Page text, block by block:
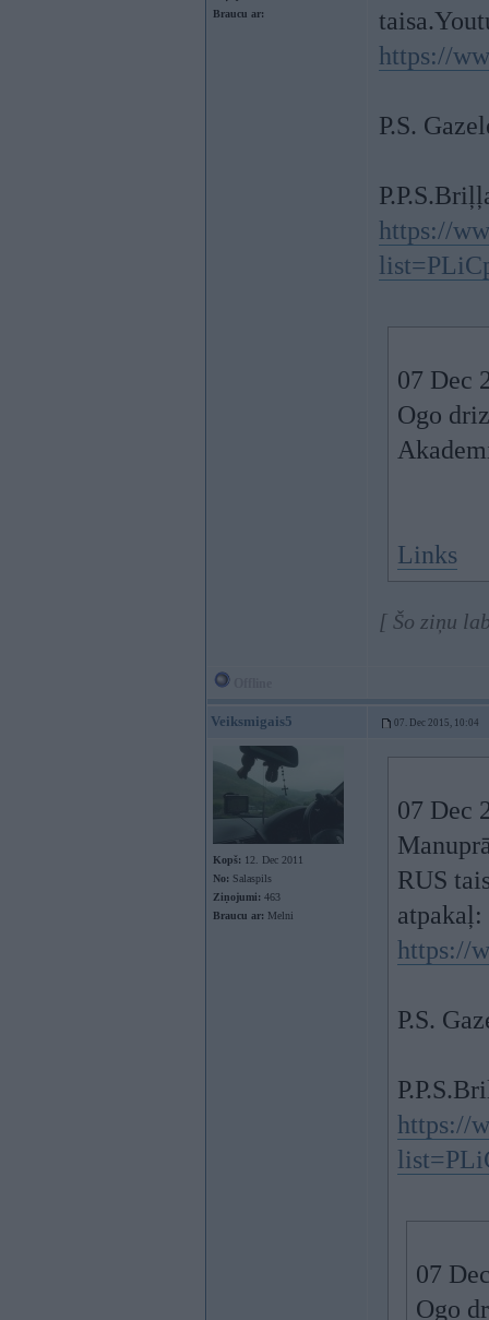
Braucu ar:
https://
P.S.
https://
07 Dec
Ogo
Links
[ Šo ziņu
Veiksmigais5 07. Dec 2015, 10:04
Kopš: 12. Dec 2011
No: Salaspils
Ziņojumi: 463
Braucu ar: Melni
07 Dec
RUS
atpakaļ:
https://
P.S.
https://
07
Ogo